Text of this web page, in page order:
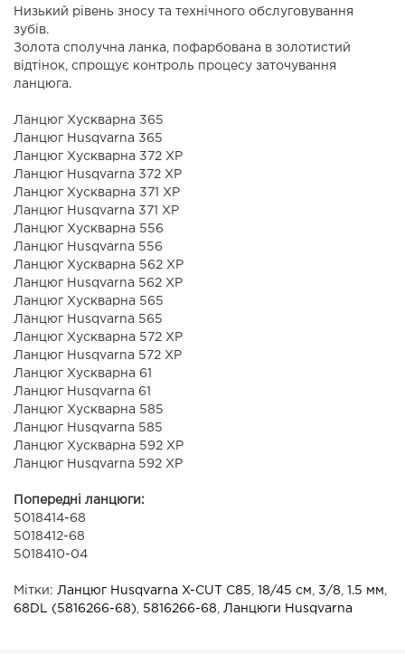
Низький рівень зносу та технічного обслуговування
зубів.
Золота сполучна ланка, пофарбована в золотистий
відтінок, спрощує контроль процесу заточування
ланцюга.
Ланцюг Хускварна 365
Ланцюг Husqvarna 365
Ланцюг Хускварна 372 ХР
Ланцюг Husqvarna 372 ХР
Ланцюг Хускварна 371 XP
Ланцюг Husqvarna 371 XP
Ланцюг Хускварна 556
Ланцюг Husqvarna 556
Ланцюг Хускварна 562 ХР
Ланцюг Husqvarna 562 ХР
Ланцюг Хускварна 565
Ланцюг Husqvarna 565
Ланцюг Хускварна 572 ХР
Ланцюг Husqvarna 572 ХР
Ланцюг Хускварна 61
Ланцюг Husqvarna 61
Ланцюг Хускварна 585
Ланцюг Husqvarna 585
Ланцюг Хускварна 592 XP
Ланцюг Husqvarna 592 XP
Попередні ланцюги:
5018414-68
5018412-68
5018410-04
Мітки: Ланцюг Husqvarna X-CUT C85 18/45 см 3/8 1.5 мм
68DL (5816266-68)
5816266-68 Ланцюги Husqvarna